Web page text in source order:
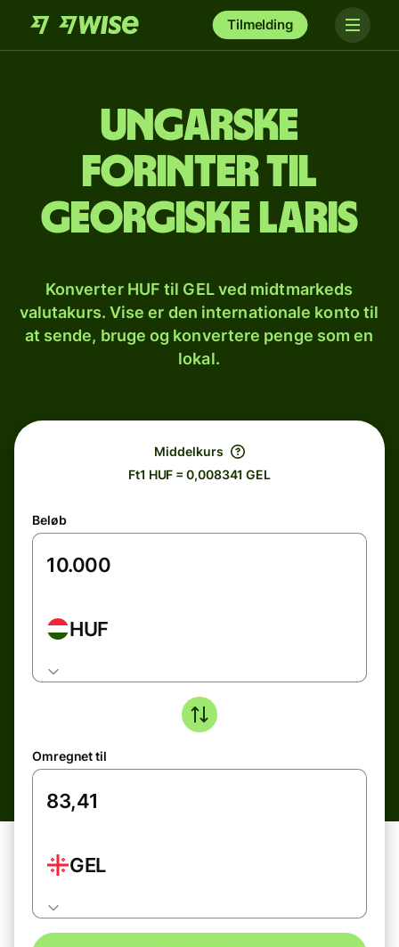
Tilmelding
Ungarske
forinter til
georgiske laris
Konverter HUF til GEL ved midtmarkeds
valutakurs. Vise er den internationale konto til
at sende, bruge og konvertere penge som en
lokal.
Middelkurs
Ft1 HUF = 0,008341 GEL
Beløb
HUF
Omregnet til
GEL